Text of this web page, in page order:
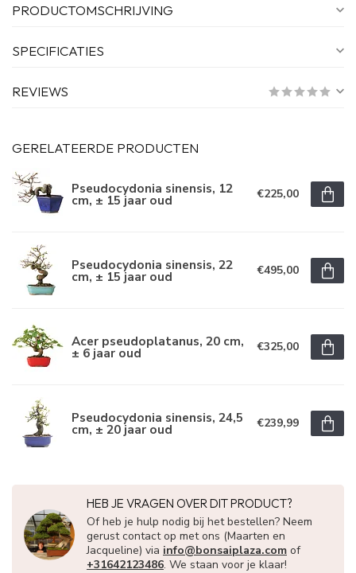
PRODUCTOMSCHRIJVING
SPECIFICATIES
REVIEWS
GERELATEERDE PRODUCTEN
Pseudocydonia sinensis, 12
cm, ± 15 jaar oud €225,00
Pseudocydonia sinensis, 22
cm, ± 15 jaar oud €495,00
Acer pseudoplatanus, 20 cm,
± 6 jaar oud €325,00
Pseudocydonia sinensis, 24,5
cm, ± 20 jaar oud €239,99
HEB JE VRAGEN OVER DIT PRODUCT?
Of heb je hulp nodig bij het bestellen? Neem
gerust contact op met ons (Maarten en
Jacqueline) via info@bonsaiplaza.com of
+31642123486. We staan voor je klaar!